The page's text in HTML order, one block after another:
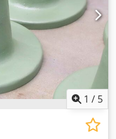
1 / 5